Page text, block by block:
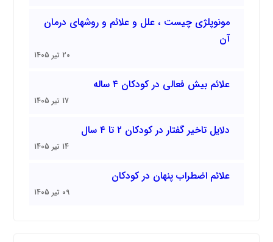
مونوپلژی چیست ، علل و علائم و روشهای درمان
آن
20 تیر 1405
علائم بیش فعالی در کودکان ۴ ساله
17 تیر 1405
دلایل تاخیر گفتار در کودکان ۲ تا ۴ سال
14 تیر 1405
علائم اضطراب پنهان در کودکان
09 تیر 1405